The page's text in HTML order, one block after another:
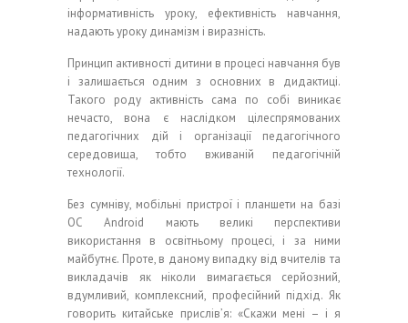
інформативність уроку, ефективність навчання,
надають уроку динамізм і виразність.
Принцип активності дитини в процесі навчання був
і залишається одним з основних в дидактиці.
Такого роду активність сама по собі виникає
нечасто, вона є наслідком цілеспрямованих
педагогічних дій і організації педагогічного
середовища, тобто вживаній педагогічній
технології.
Без сумніву, мобільні пристрої і планшети на базі
ОС Android мають великі перспективи
використання в освітньому процесі, і за ними
майбутнє. Проте, в даному випадку від вчителів та
викладачів як ніколи вимагається серйозний,
вдумливий, комплексний, професійний підхід. Як
говорить китайське прислів’я: «Скажи мені – і я